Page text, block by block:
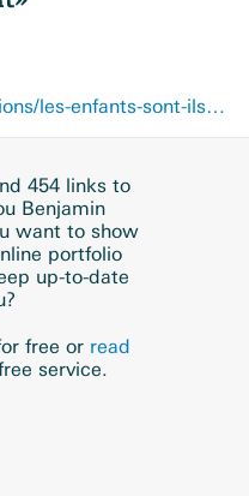
www.levif.be/societe/religions/les-enfants-sont-ils-nombreux-a-faire-le-ramadan-il-nest-pas-question-de-leur-imposer-quoi-que-ce-soit/
454 links to
Benjamin
want to show
portfolio
up-to-date
free or read
service.